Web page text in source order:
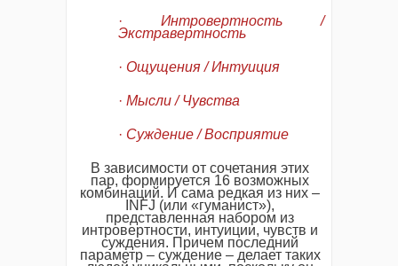
· Интровертность /
Экстравертность
· Ощущения / Интуиция
· Мысли / Чувства
· Суждение / Восприятие
В зависимости от сочетания этих
пар, формируется 16 возможных
комбинаций. И сама редкая из них –
INFJ (или «гуманист»),
представленная набором из
интровертности, интуиции, чувств и
суждения. Причем последний
параметр – суждение – делает таких